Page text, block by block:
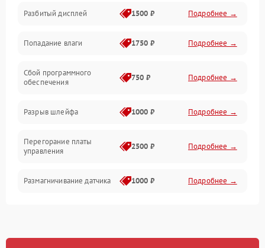
Механика
Управление
Электропитание
Разбитый дисплей 1500 ₽ Подробнее →
Попадание влаги 1750 ₽ Подробнее →
Сбой программного
обеспечения
750 ₽ Подробнее →
Разрыв шлейфа 1000 ₽ Подробнее →
Перегорание платы
управления
2500 ₽ Подробнее →
Размагничивание датчика 1000 ₽ Подробнее →